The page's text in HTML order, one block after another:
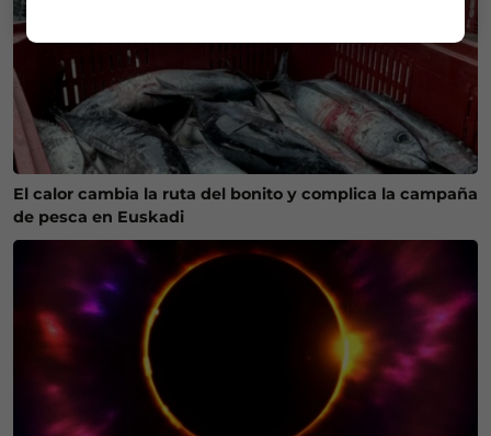
El calor cambia la ruta del bonito y complica la campaña
de pesca en Euskadi